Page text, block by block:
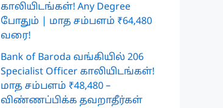
காலியிடங்கள்! Any Degree
போதும் | மாத சம்பளம் ₹64,480
வரை!
Bank of Baroda வங்கியில் 206
Specialist Officer காலியிடங்கள்!
மாத சம்பளம் ₹48,480 –
விண்ணப்பிக்க தவறாதீர்கள்